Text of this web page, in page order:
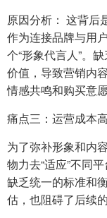
原因分析： 这背后
作为连接品牌与用
个“形象代言人”。
价值，导致营销内
情感共鸣和购买意愿
痛点三：运营成本
为了弥补形象和内
物力去“适应”不同
缺乏统一的标准和
估，也阻碍了后续